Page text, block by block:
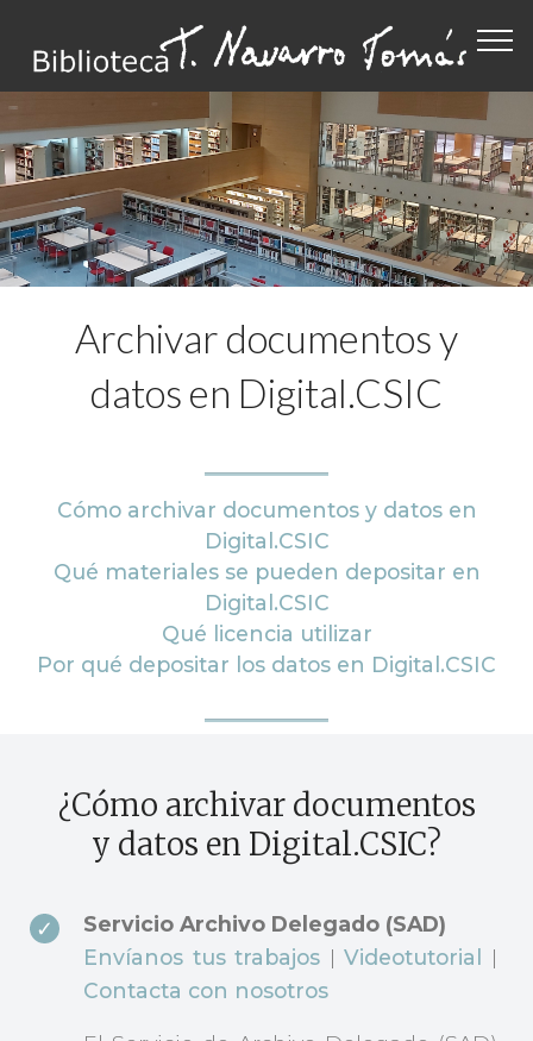
Archivar documentos y
datos en Digital.CSIC
Cómo archivar documentos y datos en
Digital.CSIC
Qué materiales se pueden depositar en
Digital.CSIC
Qué licencia utilizar
Por qué depositar los datos en Digital.CSIC
¿Cómo archivar documentos
y datos en Digital.CSIC?
Servicio Archivo Delegado (SAD)
Envíanos tus trabajos |Videotutorial
|
Contacta con nosotros